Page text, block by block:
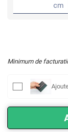
cm
Minimum de